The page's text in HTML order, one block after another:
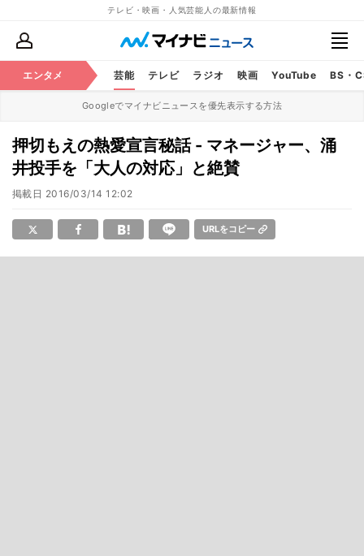
テレビ・映画・人気芸能人の最新情報
エンタメ 芸能 テレビ ラジオ 映画 YouTube BS・
Googleでマイナビニュースを優先表示する方法
押切もえの熱愛宣言秘話 - マネージャー、涌
井投手を「大人の対応」と絶賛
掲載日 2016/03/14 12:02
URLをコピー